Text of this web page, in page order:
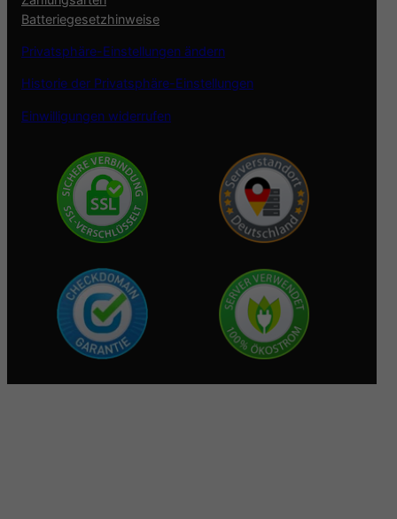
Batteriegesetzhinweise
Privatsphäre-Einstellungen ändern
Historie der Privatsphäre-Einstellungen
Einwilligungen widerrufen